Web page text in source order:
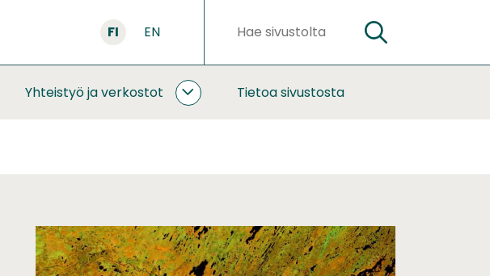
FI EN Hakusanat HAE
Yhteistyö ja verkostot
YHTEISTYÖTietoa sivustosta